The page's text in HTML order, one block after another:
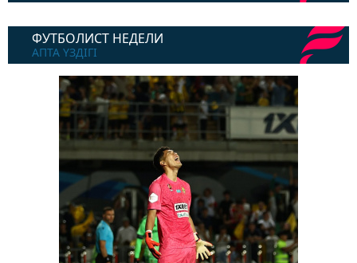
ФУТБОЛИСТ НЕДЕЛИ
АПТА ҮЗДІГІ